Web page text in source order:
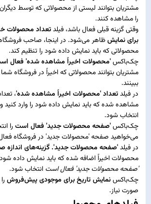
مشتریان بتوانند لیستی از محصولاتی که توسط
را مشاهده کنند.
وقتی گزینه قبلی فعال باشد، فیلدتعداد محصولات
برای نمایشظاهر می‌شود. در اینجا، صاحب فروشگاه
محصولاتی که باید نمایش داده شود را تنظیم کند.
چک‌باکس'محصولات اخیراً مشاهده شده' فعال
مشتریان بتوانند محصولاتی که اخیراً در فروشگاه
ببینند.
در فیلدتعداد 'محصولات اخیراً مشاهده شده'،
مشاهده شده که باید نمایش داده شود را وارد
انتخاب شود.
چک‌باکس'صفحه محصولات جدید' فعال است را
می‌خواهید صفحه 'محصولات جدید' در فروشگاه
در فیلد'صفحه محصولات جدید'. گزینه‌های اندازه
محصولات اخیراً اضافه شده که باید نمایش داده شود
'صفحه محصولات جدید' فعال است انتخاب شود.
چک‌باکسنمایش تاریخ برای موجودی پیش‌فروش
صورت نیاز.